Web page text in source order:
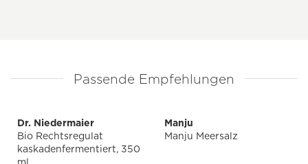
Passende Empfehlungen
Dr. Niedermaier
Bio Rechtsregulat
kaskadenfermentiert, 350
Manju
Manju Meersalz